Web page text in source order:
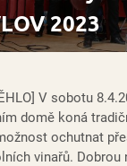
2023
V sobotu
domě koná
ochutnat
vinařů. Dobrou